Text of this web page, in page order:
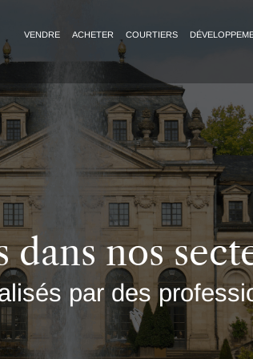
VENDRE ACHETER COURTIERS
nos
par des